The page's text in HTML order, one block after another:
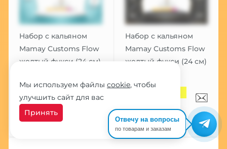
Мы используем файлы cookie, чтобы
улучшить сайт для вас
Принять
Набор с кальяном
Mamay Customs Flow
желтый фукси (24 см)
НЕОБХОДИМОЕ
14 760 руб.
15537
Набор с кальяном
Mamay Customs Flow
желтый фукси (24 см)
Отвечу на вопросы
по товарам и заказам